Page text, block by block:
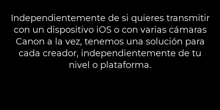
Independientemente de si quieres transmitir
con un dispositivo iOS o con varias cámaras
Canon a la vez, tenemos una solución para
cada creador, independientemente de tu
nivel o plataforma.